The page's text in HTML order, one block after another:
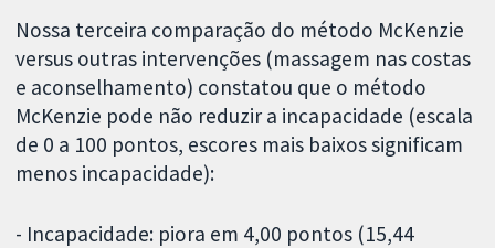
Nossa terceira comparação do método McKenzie
versus outras intervenções (massagem nas costas
e aconselhamento) constatou que o método
McKenzie pode não reduzir a incapacidade (escala
de 0 a 100 pontos, escores mais baixos significam
menos incapacidade):
- Incapacidade: piora em 4,00 pontos (15,44